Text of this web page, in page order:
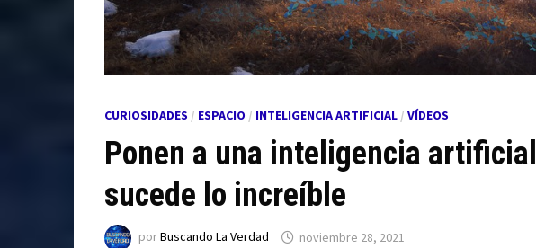
CURIOSIDADES / ESPACIO / INTELIGENCIA ARTIFICIAL/ VÍDEOS
Ponen a una inteligencia
sucede lo increíble
porBuscando La Verdad noviembre 28, 2021